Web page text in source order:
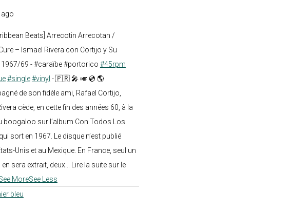
ago
Beats] Arrecotin Arrecotan /
– Ismael Rivera con Cortijo y Su
69 - #caraïbe #portorico #45rpm
#single#vinyl - 🇵🇷 🎤 🎺 💿 🌎
de son fidèle ami, Rafael Cortijo,
cède, en cette fin des années 60, à la
boogaloo sur l’album Con Todos Los
sort en 1967. Le disque n’est publié
Unis et au Mexique. En France, seul un
sera extrait, deux... Lire la suite sur le
MoreSee Less
bleu